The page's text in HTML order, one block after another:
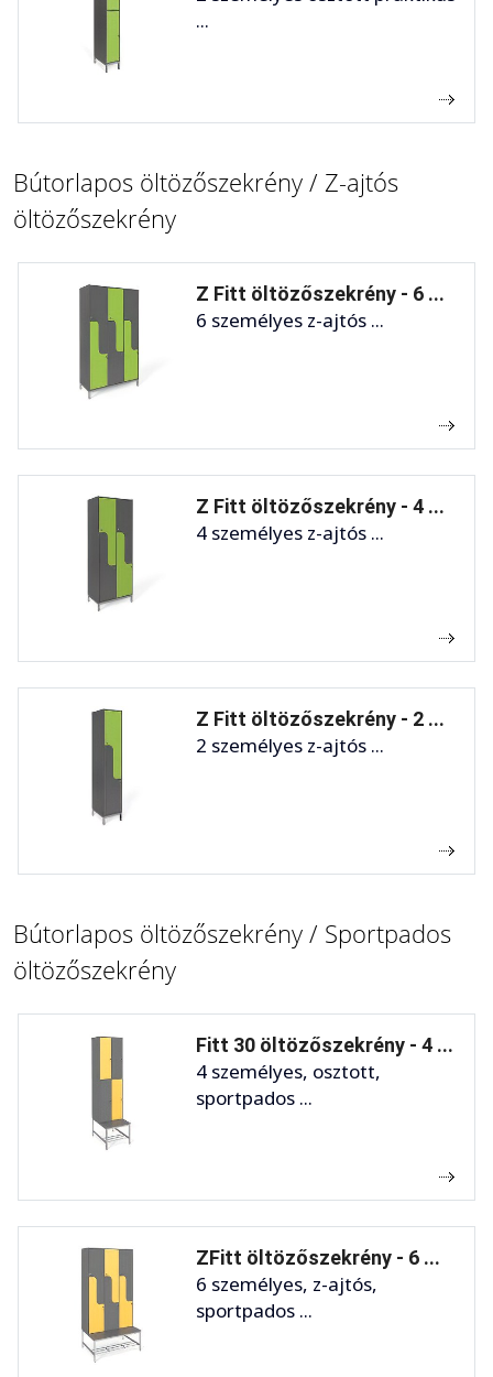
...
Bútorlapos öltözőszekrény / Z-ajtós
öltözőszekrény
Z Fitt öltözőszekrény - 6 ...
6 személyes z-ajtós ...
Z Fitt öltözőszekrény - 4 ...
4 személyes z-ajtós ...
Z Fitt öltözőszekrény - 2 ...
2 személyes z-ajtós ...
Bútorlapos öltözőszekrény / Sportpados
öltözőszekrény
Fitt 30 öltözőszekrény - 4 ...
4 személyes, osztott,
sportpados ...
ZFitt öltözőszekrény - 6 ...
6 személyes, z-ajtós,
sportpados ...